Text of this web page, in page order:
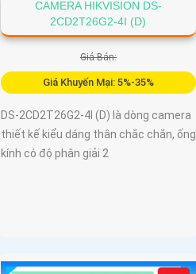
CAMERA HIKVISION DS-
2CD2T26G2-4I (D)
Giá Bán:
Giá Khuyến Mại: 5%-35%
DS-2CD2T26G2-4I (D) là dòng camera
thiết kế kiểu dáng thân chắc chắn, ống
kính có độ phân giải 2